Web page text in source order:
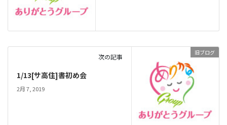
旧ブログ
次の記事
1/13[サ高住]書初め会
2月 7, 2019